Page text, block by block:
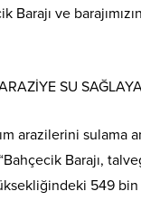
ve
SU
arazilerini sulama
Barajı,
549